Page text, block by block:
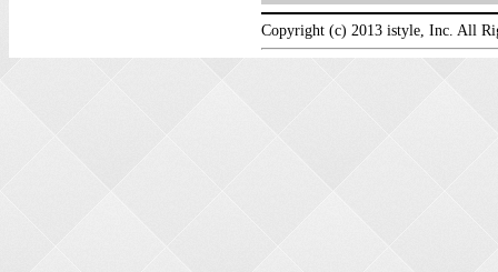
Copyright (c) 2013 istyle, Inc. All